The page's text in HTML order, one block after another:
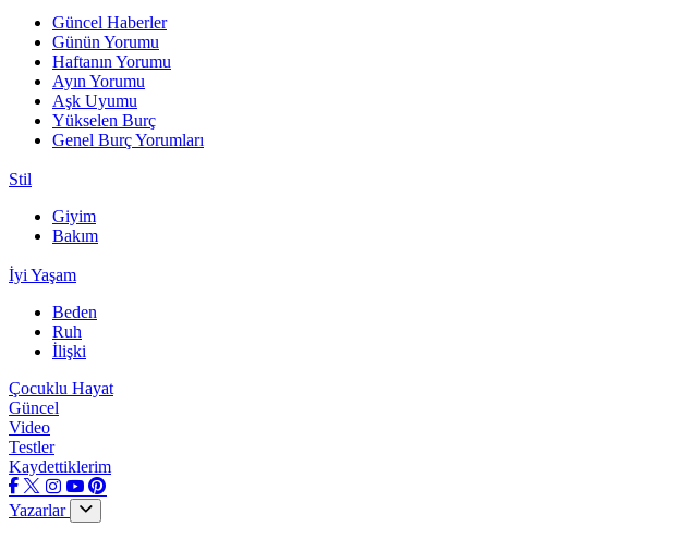
Güncel Haberler
Günün Yorumu
Haftanın Yorumu
Ayın Yorumu
Aşk Uyumu
Yükselen Burç
Genel Burç Yorumları
Stil
Giyim
Bakım
İyi Yaşam
Beden
Ruh
İlişki
Çocuklu Hayat
Güncel
Video
Testler
Kaydettiklerim
Yazarlar